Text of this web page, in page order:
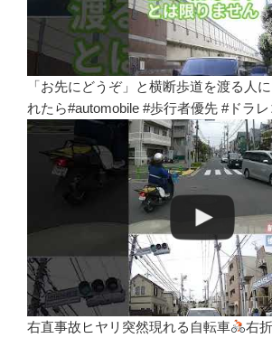
「お先にどうぞ」と横断歩道を渡る人
れたら#automobile #歩行者優先 #ドラレ
右直事故ヒヤリ突然現れる自転車
右